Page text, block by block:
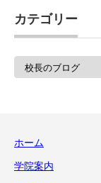
カテゴリー
ホーム
学院案内